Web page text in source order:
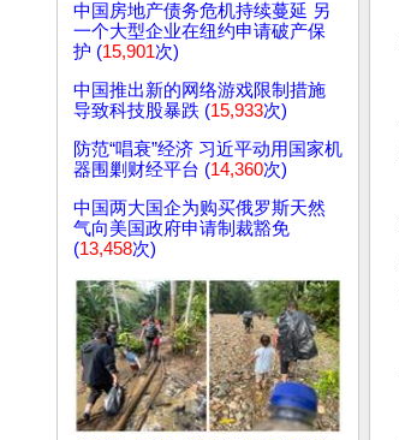
中国房地产债务危机持续蔓延 另
一个大型企业在纽约申请破产保
护 (15,901次)
中国推出新的网络游戏限制措施
导致科技股暴跌 (15,933次)
防范“唱衰”经济 习近平动用国家机
器围剿财经平台 (14,360次)
中国两大国企为购买俄罗斯天然
气向美国政府申请制裁豁免
(13,458次)